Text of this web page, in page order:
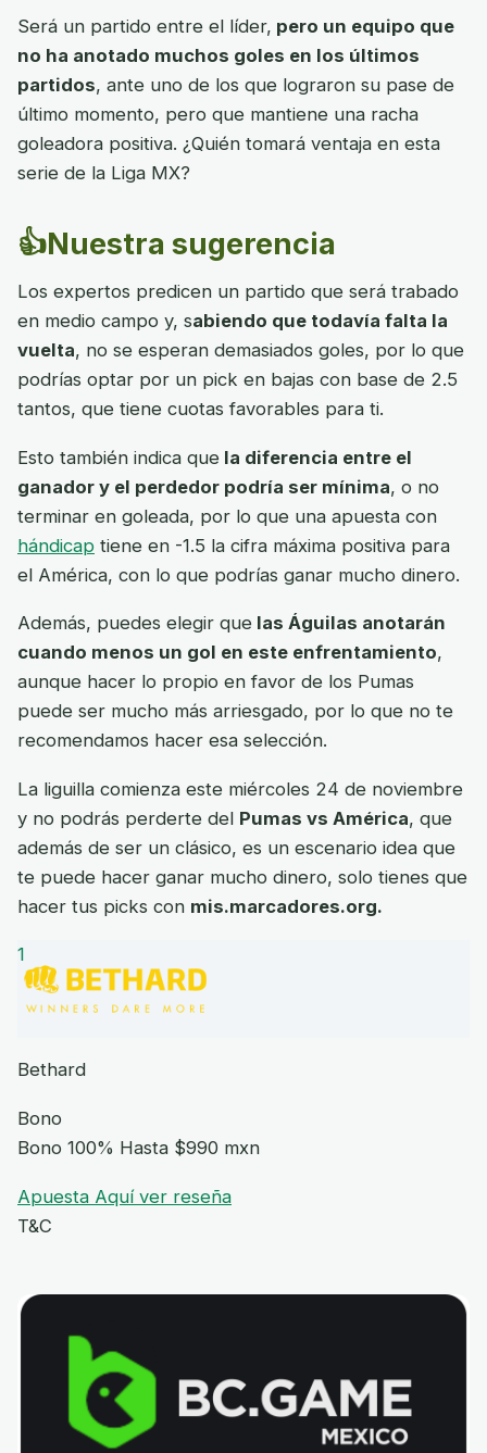
Será un partido entre el líder, pero un equipo que
no ha anotado muchos goles en los últimos
partidos, ante uno de los que lograron su pase de
último momento, pero que mantiene una racha
goleadora positiva. ¿Quién tomará ventaja en esta
serie de la Liga MX?
👍Nuestra sugerencia
Los expertos predicen un partido que será trabado
en medio campo y, sabiendo que todavía falta la
vuelta, no se esperan demasiados goles, por lo que
podrías optar por un pick en bajas con base de 2.5
tantos, que tiene cuotas favorables para ti.
Esto también indica que la diferencia entre el
ganador y el perdedor podría ser mínima, o no
terminar en goleada, por lo que una apuesta con
hándicap tiene en -1.5 la cifra máxima positiva para
el América, con lo que podrías ganar mucho dinero.
Además, puedes elegir que las Águilas anotarán
cuando menos un gol en este enfrentamiento,
aunque hacer lo propio en favor de los Pumas
puede ser mucho más arriesgado, por lo que no te
recomendamos hacer esa selección.
La liguilla comienza este miércoles 24 de noviembre
y no podrás perderte del Pumas vs América, que
además de ser un clásico, es un escenario idea que
te puede hacer ganar mucho dinero, solo tienes que
hacer tus picks con mis.marcadores.org.
1
Bethard
Bono
Bono 100% Hasta $990 mxn
Apuesta Aquí ver reseña
T&C